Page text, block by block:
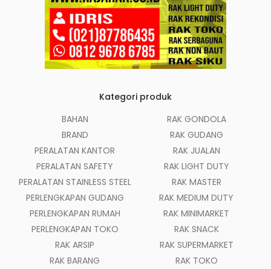
Kategori produk
BAHAN
BRAND
PERALATAN KANTOR
PERALATAN SAFETY
PERALATAN STAINLESS STEEL
PERLENGKAPAN GUDANG
PERLENGKAPAN RUMAH
PERLENGKAPAN TOKO
RAK ARSIP
RAK BARANG
RAK GONDOLA
RAK GUDANG
RAK JUALAN
RAK LIGHT DUTY
RAK MASTER
RAK MEDIUM DUTY
RAK MINIMARKET
RAK SNACK
RAK SUPERMARKET
RAK TOKO